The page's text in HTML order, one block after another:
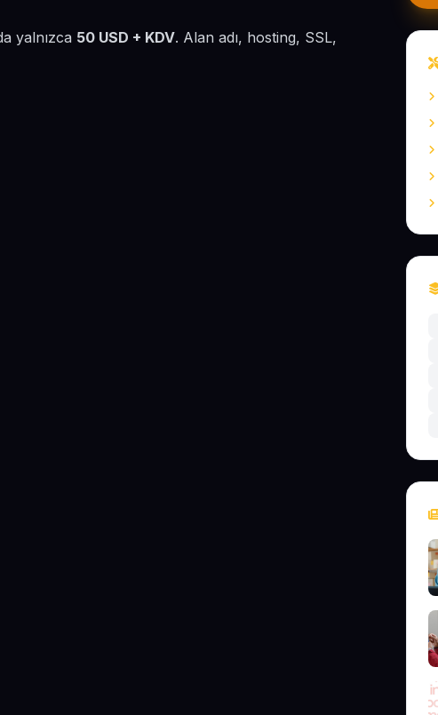
yalnızca 50 USD + KDV. Alan adı, hosting, SSL,